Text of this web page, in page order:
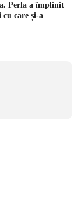
Perla a împlinit
care și-a